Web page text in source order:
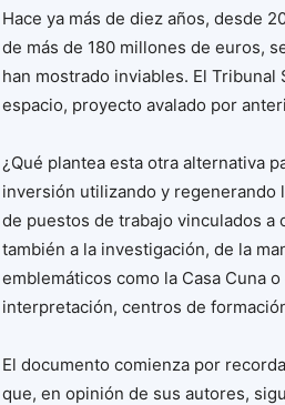
Hace ya más de diez años, desde
de más de 180 millones de euros,
han mostrado inviables. El
espacio, proyecto avalado por
¿Qué plantea esta otra alternativa
inversión utilizando y regenerando
de puestos de trabajo vinculados a
también a la investigación, de la
emblemáticos como la Casa Cuna
interpretación, centros de
El documento comienza por
que, en opinión de sus autores,